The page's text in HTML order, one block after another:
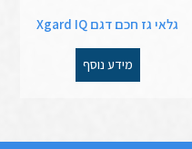
גלאי גז חכם דגם Xgard IQ
מידע נוסף